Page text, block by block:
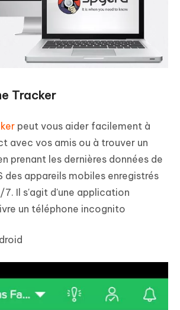
Tracker
peut vous aider facilement à
avec vos amis ou à trouver un
prenant les dernières données de
des appareils mobiles enregistrés
Il s'agit d'une application
un téléphone incognito